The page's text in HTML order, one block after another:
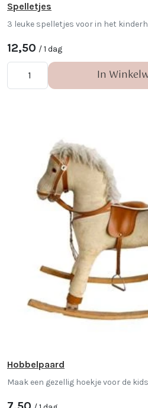
Spelletjes
3 leuke spelletjes voor in het
12,50 / 1 dag
In
Hobbelpaard
Maak een gezellig hoekje voor de